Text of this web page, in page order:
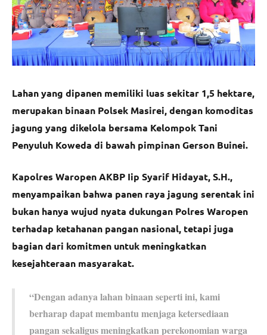
Lahan yang dipanen memiliki luas sekitar 1,5 hektare,
merupakan binaan Polsek Masirei, dengan komoditas
jagung yang dikelola bersama Kelompok Tani
Penyuluh Koweda di bawah pimpinan Gerson Buinei.
Kapolres Waropen AKBP Iip Syarif Hidayat, S.H.,
menyampaikan bahwa panen raya jagung serentak ini
bukan hanya wujud nyata dukungan Polres Waropen
terhadap ketahanan pangan nasional, tetapi juga
bagian dari komitmen untuk meningkatkan
kesejahteraan masyarakat.
“Dengan adanya lahan binaan seperti ini, kami
berharap dapat membantu menjaga ketersediaan
pangan sekaligus meningkatkan perekonomian warga